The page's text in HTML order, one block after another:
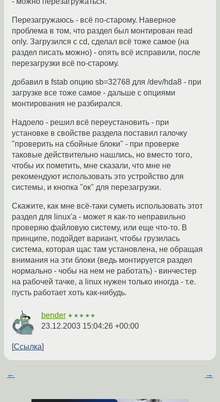
Перезагружаюсь - всё по-старому. Наверное
проблема в том, что раздел был монтирован read
only. Загрузился с cd, сделал всё тоже самое (на
раздел писать можно) - опять всё исправили, после
перезагрузки всё по-старому.
добавил в fstab опцию sb=32768 для /dev/hda8 - при
загрузке все тоже самое - дальше с опциями
монтирования не разбирался.
Надоело - решил всё переустановить - при
установке в свойстве раздела поставил галочку
"проверить на сбойные блоки" - при проверке
таковые действительно нашлись, но вместо того,
чтобы их пометить, мне сказали, что мне не
рекомендуют использовать это устройство для
системы, и кнопка "ок" для перезагрузки.
Скажите, как мне всё-таки суметь использовать этот
раздел для linux'а - может я как-то неправильно
проверяю файловую систему, или еще что-то. В
принципе, подойдет вариант, чтобы грузилась
система, которая щас там установлена, не обращая
внимания на эти блоки (ведь монтируется раздел
нормально - чобы на нем не работать) - винчестер
на рабочей тачке, а linux нужен только иногда - т.е.
пусть работает хоть как-нибудь.
bender ★★★★★
23.12.2003 15:04:26 +00:00
Ссылка
← →